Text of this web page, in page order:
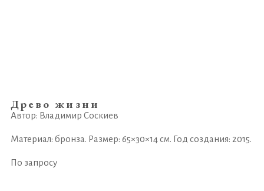
Древо жизни
Автор: Владимир Соскиев
Материал: бронза. Размер: 65×30×14 см. Год создания: 2015.
По запросу